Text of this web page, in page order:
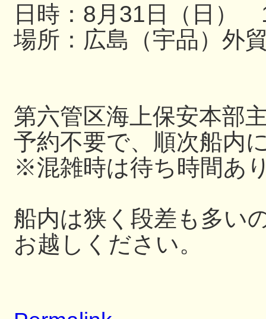
日時：8月31日（日）
場所：広島（宇品）外
第六管区海上保安本部
予約不要で、順次船内
※混雑時は待ち時間あ
船内は狭く段差も多い
お越しください。